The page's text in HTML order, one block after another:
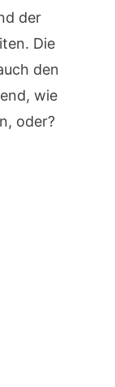
der
Die
den
wie
oder?